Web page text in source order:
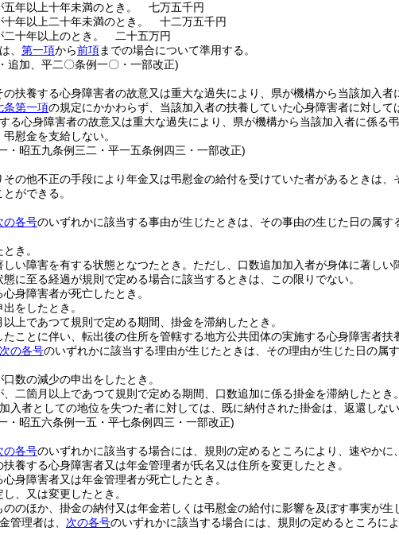
年以上十年未満のとき。
七万五千円
年以上二十年未満のとき。
十二万五千円
十年以上のとき。
二十五万円
、 第一項から前項までの場合について準用する。
追加、平二〇条例一〇・一部改正)
の扶養する心身障害者の故意又は重大な過失により、県が機構から当該加入
条第一項の規定にかかわらず、当該加入者の扶養していた心身障害者に対して
る心身障害者の故意又は重大な過失により、県が機構から当該加入者に係る
慰金を支給しない。
・昭五九条例三二・平一五条例四三・一部改正)
その他不正の手段により年金又は弔慰金の給付を受けていた者があるときは
ができる。
の各号のいずれかに該当する事由が生じたときは、その事由の生じた日の属
き。
い障害を有する状態となつたとき。 ただし、口数追加加入者が身体に著し
態に至る経過が規則で定める場合に該当するときは、この限りでない。
身障害者が死亡したとき。
をしたとき。
上であつて規則で定める期間、掛金を滞納したとき。
ことに伴い、転出後の住所を管轄する地方公共団体の実施する心身障害者扶
次の各号のいずれかに該当する理由が生じたときは、その理由が生じた日の属
数の減少の申出をしたとき。
二箇月以上であつて規則で定める期間、口数追加に係る掛金を滞納したとき。
入者としての地位を失つた者に対しては、既に納付された掛金は、返還しない
・昭五六条例一五・平七条例四三・一部改正)
の各号のいずれかに該当する場合には、規則の定めるところにより、速やかに
養する心身障害者又は年金管理者が氏名又は住所を変更したとき。
身障害者又は年金管理者が死亡したとき。
、又は変更したとき。
ののほか、掛金の納付又は年金若しくは弔慰金の給付に影響を及ぼす事実が生
管理者は、 次の各号のいずれかに該当する場合には、規則の定めるところに